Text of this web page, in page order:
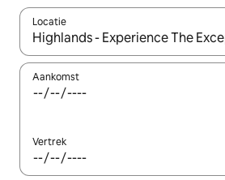
Locatie
Wanneer er suggesties
Aankomst
Vertrek